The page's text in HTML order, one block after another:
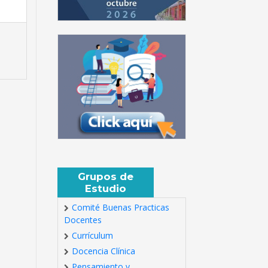
Grupos de
Estudio
Comité Buenas Practicas
Docentes
Currículum
Docencia Clínica